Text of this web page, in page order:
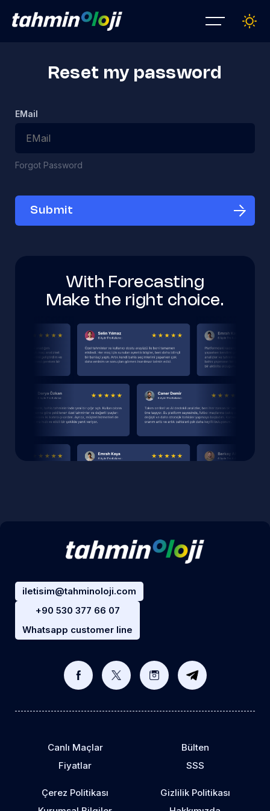
Reset my password
EMail
Forgot Password
Submit
With Forecasting
Make the right choice.
iletisim@tahminoloji.com
+90 530 377 66 07
Whatsapp customer line
Canlı Maçlar
Bülten
Fiyatlar
SSS
Çerez Politikası
Gizlilik Politikası